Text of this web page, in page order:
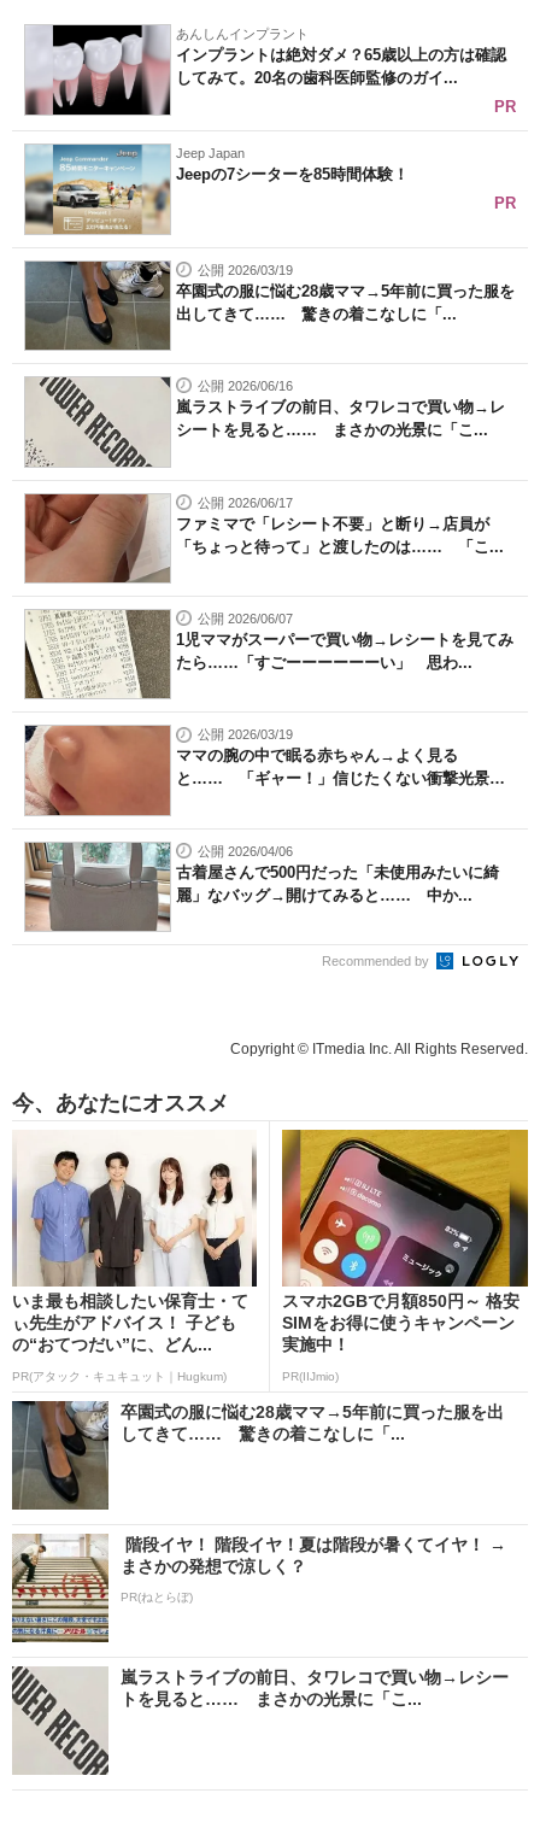
あんしんインプラント
インプラントは絶対ダメ？65歳以上の方は確認
してみて。20名の歯科医師監修のガイ...
PR
Jeep Japan
Jeepの7シーターを85時間体験！
PR
公開 2026/03/19
卒園式の服に悩む28歳ママ→5年前に買った服を
出してきて…… 驚きの着こなしに「...
公開 2026/06/16
嵐ラストライブの前日、タワレコで買い物→レ
シートを見ると…… まさかの光景に「こ...
公開 2026/06/17
ファミマで「レシート不要」と断り→店員が
「ちょっと待って」と渡したのは…… 「こ...
公開 2026/06/07
1児ママがスーパーで買い物→レシートを見てみ
たら……「すごーーーーーーい」 思わ...
公開 2026/03/19
ママの腕の中で眠る赤ちゃん→よく見る
と…… 「ギャー！」信じたくない衝撃光景に
公開 2026/04/06
古着屋さんで500円だった「未使用みたいに綺
麗」なバッグ→開けてみると…… 中か...
Recommended by
Copyright © ITmedia Inc. All Rights Reserved.
今、あなたにオススメ
いま最も相談したい保育士・て
ぃ先生がアドバイス！ 子ども
の“おてつだい”に、どん...
PR(アタック・キュキュット｜Hugkum)
スマホ2GBで月額850円～ 格安
SIMをお得に使うキャンペーン
実施中！
PR(IIJmio)
卒園式の服に悩む28歳ママ→5年前に買った服を出
してきて…… 驚きの着こなしに「...
階段イヤ！ 階段イヤ！夏は階段が暑くてイヤ！ →
まさかの発想で涼しく？
PR(ねとらぼ)
嵐ラストライブの前日、タワレコで買い物→レシー
トを見ると…… まさかの光景に「こ...